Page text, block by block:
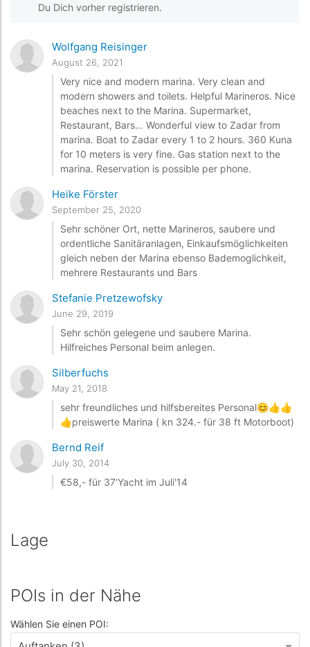
Du Dich vorher registrieren.
Wolfgang Reisinger
August 26, 2021
Very nice and modern marina. Very clean and
modern showers and toilets. Helpful Marineros. Nice
beaches next to the Marina. Supermarket,
Restaurant, Bars… Wonderful view to Zadar from
marina. Boat to Zadar every 1 to 2 hours. 360 Kuna
for 10 meters is very fine. Gas station next to the
marina. Reservation is possible per phone.
Heike Förster
September 25, 2020
Sehr schöner Ort, nette Marineros, saubere und
ordentliche Sanitäranlagen, Einkaufsmöglichkeiten
gleich neben der Marina ebenso Bademoglichkeit,
mehrere Restaurants und Bars
Stefanie Pretzewofsky
June 29, 2019
Sehr schön gelegene und saubere Marina.
Hilfreiches Personal beim anlegen.
Silberfuchs
May 21, 2018
sehr freundliches und hilfsbereites Personal😊👍👍
👍preiswerte Marina ( kn 324.- für 38 ft Motorboot)
Bernd Reif
July 30, 2014
€58,- für 37'Yacht im Juli'14
Lage
POIs in der Nähe
Wählen Sie einen POI: